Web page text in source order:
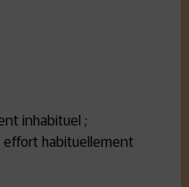
inhabituel ;
effort habituellement